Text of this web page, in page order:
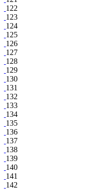
122
123
124
125
126
127
128
129
130
131
132
133
134
135
136
137
138
139
140
141
142